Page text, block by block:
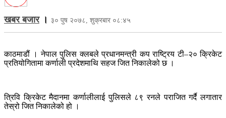
खबर बजार। ३० पुष २०७८, शुक्रबार ०८:४५
काठमाडौं । नेपाल पुलिस क्लबले प्रधानमन्त्री कप राष्ट्रिय टी–२० क्रिकेट
प्रतियोगितामा कर्णाली प्रदेशमाथि सहज जित निकालेको छ ।
त्रिवि क्रिकेट मैदानमा कर्णालीलाई पुलिसले ८९ रनले पराजित गर्दै लगातार
तेस्रो जित निकालेको हो ।